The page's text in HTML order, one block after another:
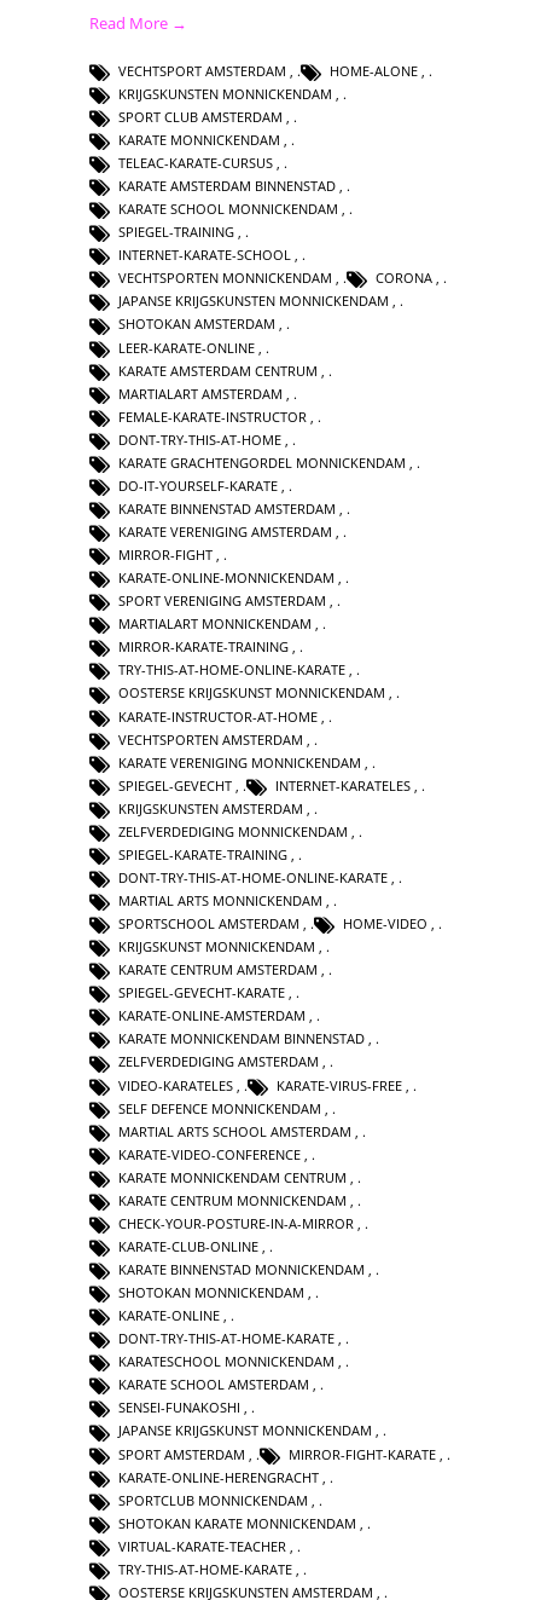
Read More →
VECHTSPORT AMSTERDAM HOME-ALONE
KRIJGSKUNSTEN MONNICKENDAM
SPORT CLUB AMSTERDAM
KARATE MONNICKENDAM
TELEAC-KARATE-CURSUS ,
KARATE AMSTERDAM BINNENSTAD ,
KARATE SCHOOL MONNICKENDAM ,
SPIEGEL-TRAINING ,
INTERNET-KARATE-SCHOOL ,
VECHTSPORTEN MONNICKENDAM , CORONA ,
JAPANSE KRIJGSKUNSTEN MONNICKENDAM ,
SHOTOKAN AMSTERDAM ,
LEER-KARATE-ONLINE
KARATE AMSTERDAM CENTRUM
MARTIALART AMSTERDAM
FEMALE-KARATE-INSTRUCTOR
DONT-TRY-THIS-AT-HOME
KARATE GRACHTENGORDEL MONNICKENDAM
DO-IT-YOURSELF-KARATE
KARATE BINNENSTAD AMSTERDAM
KARATE VERENIGING AMSTERDAM ,
MIRROR-FIGHT ,
KARATE-ONLINE-MONNICKENDAM ,
SPORT VERENIGING AMSTERDAM ,
MARTIALART MONNICKENDAM ,
MIRROR-KARATE-TRAINING ,
TRY-THIS-AT-HOME-ONLINE-KARATE ,
OOSTERSE KRIJGSKUNST MONNICKENDAM ,
KARATE-INSTRUCTOR-AT-HOME
VECHTSPORTEN AMSTERDAM
KARATE VERENIGING MONNICKENDAM
SPIEGEL-GEVECHT
INTERNET-KARATELES
KRIJGSKUNSTEN AMSTERDAM
ZELFVERDEDIGING MONNICKENDAM
SPIEGEL-KARATE-TRAINING
DONT-TRY-THIS-AT-HOME-ONLINE-KARATE
MARTIAL ARTS MONNICKENDAM ,
SPORTSCHOOL AMSTERDAM , HOME-VIDEO ,
KRIJGSKUNST MONNICKENDAM ,
KARATE CENTRUM AMSTERDAM ,
SPIEGEL-GEVECHT-KARATE ,
KARATE-ONLINE-AMSTERDAM ,
KARATE MONNICKENDAM BINNENSTAD ,
ZELFVERDEDIGING AMSTERDAM ,
VIDEO-KARATELES
KARATE-VIRUS-FREE
SELF DEFENCE MONNICKENDAM
MARTIAL ARTS SCHOOL AMSTERDAM
KARATE-VIDEO-CONFERENCE
KARATE MONNICKENDAM CENTRUM
KARATE CENTRUM MONNICKENDAM
CHECK-YOUR-POSTURE-IN-A-MIRROR
KARATE-CLUB-ONLINE
KARATE BINNENSTAD MONNICKENDAM ,
SHOTOKAN MONNICKENDAM ,
KARATE-ONLINE ,
DONT-TRY-THIS-AT-HOME-KARATE ,
KARATESCHOOL MONNICKENDAM ,
KARATE SCHOOL AMSTERDAM ,
SENSEI-FUNAKOSHI ,
JAPANSE KRIJGSKUNST MONNICKENDAM ,
SPORT AMSTERDAM
MIRROR-FIGHT-KARATE
KARATE-ONLINE-HERENGRACHT
SPORTCLUB MONNICKENDAM
SHOTOKAN KARATE MONNICKENDAM
VIRTUAL-KARATE-TEACHER
TRY-THIS-AT-HOME-KARATE
OOSTERSE KRIJGSKUNSTEN AMSTERDAM